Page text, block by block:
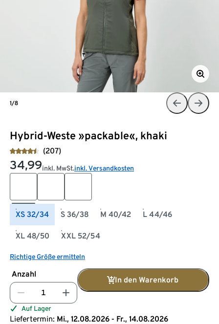
Hybrid-Weste »packable«, khaki
(207)
34,99inkl. MwSt.inkl. Versandkosten
XS 32/34 S 36/38 M 40/42 L 44/46
XL 48/50 XXL 52/54
Richtige Größe ermitteln
Anzahl
In den Warenkorb
Auf Lager
Liefertermin: Mi., 12.08.2026 - Fr., 14.08.2026
1/8